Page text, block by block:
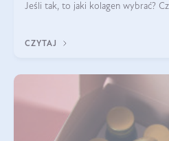
Jeśli tak, to jaki kolagen wybrać?
CZYTAJ